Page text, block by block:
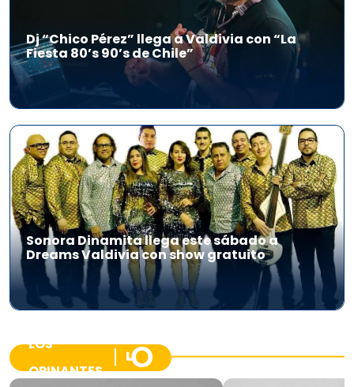
Dj “Chico Pérez” llega a Valdivia con “La
Fiesta 80’s 90’s de Chile”
Sonora Dinamita llega este sábado a
Dreams Valdivia con show gratuito
LOS
OPINANTES